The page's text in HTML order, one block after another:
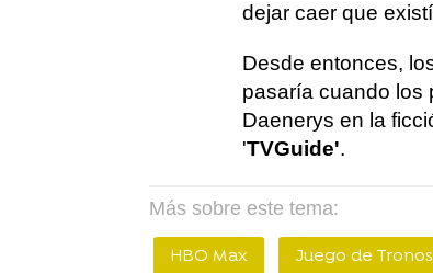
dejar caer que
Desde entonces,
pasaría cuando los
Daenerys en la
'TVGuide'.
Más sobre este tema:
HBO Max Juego de Tronos